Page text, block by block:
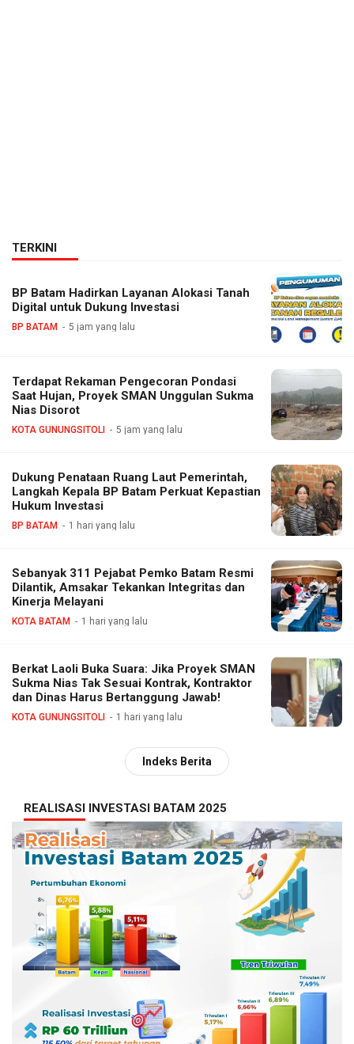
TERKINI
BP Batam Hadirkan Layanan Alokasi Tanah
Digital untuk Dukung Investasi
BP BATAM 5 jam yang lalu
Terdapat Rekaman Pengecoran Pondasi
Saat Hujan, Proyek SMAN Unggulan Sukma
Nias Disorot
KOTA GUNUNGSITOLI 5 jam yang lalu
Dukung Penataan Ruang Laut Pemerintah,
Langkah Kepala BP Batam Perkuat Kepastian
Hukum Investasi
BP BATAM 1 hari yang lalu
Sebanyak 311 Pejabat Pemko Batam Resmi
Dilantik, Amsakar Tekankan Integritas dan
Kinerja Melayani
KOTA BATAM 1 hari yang lalu
Berkat Laoli Buka Suara: Jika Proyek SMAN
Sukma Nias Tak Sesuai Kontrak, Kontraktor
dan Dinas Harus Bertanggung Jawab!
KOTA GUNUNGSITOLI 1 hari yang lalu
Indeks Berita
REALISASI INVESTASI BATAM 2025